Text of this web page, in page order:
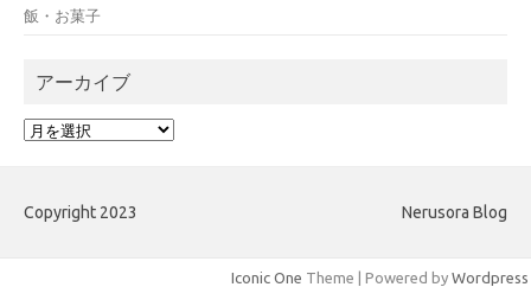
飯・お菓子
アーカイブ
ア
ブ
Copyright 2023 Nerusora Blog
Iconic One Theme | Powered by Wordpress